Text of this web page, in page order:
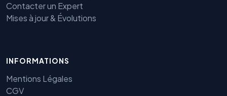
Contacter un Expert
Mises à jour & Évolutions
INFORMATIONS
Mentions Légales
CGV